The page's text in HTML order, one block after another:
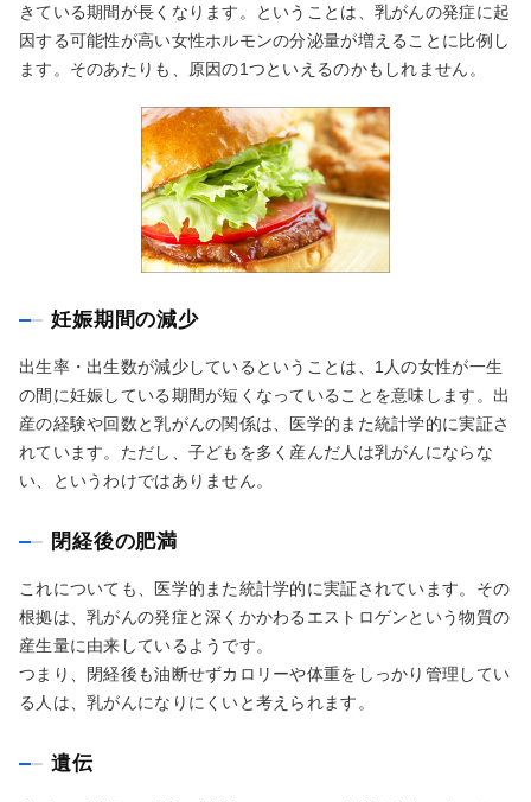
きている期間が長くなります。ということは、乳がんの発症に起
因する可能性が高い女性ホルモンの分泌量が増えることに比例し
ます。そのあたりも、原因の1つといえるのかもしれません。
妊娠期間の減少
出生率・出生数が減少しているということは、1人の女性が一生
の間に妊娠している期間が短くなっていることを意味します。出
産の経験や回数と乳がんの関係は、医学的また統計学的に実証さ
れています。ただし、子どもを多く産んだ人は乳がんにならな
い、というわけではありません。
閉経後の肥満
これについても、医学的また統計学的に実証されています。その
根拠は、乳がんの発症と深くかかわるエストロゲンという物質の
産生量に由来しているようです。
つまり、閉経後も油断せずカロリーや体重をしっかり管理してい
る人は、乳がんになりにくいと考えられます。
遺伝